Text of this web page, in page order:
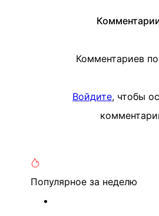
Комментариев
Войдите, чтобы
Популярное за неделю